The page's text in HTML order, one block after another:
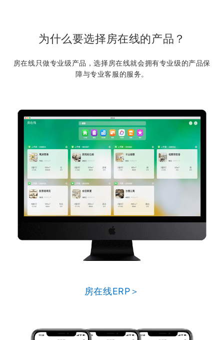
为什么要选择房在线的产品？
房在线只做专业级产品，选择房在线就会拥有专业级的产品保
障与专业客服的服务。
房在线ERP＞